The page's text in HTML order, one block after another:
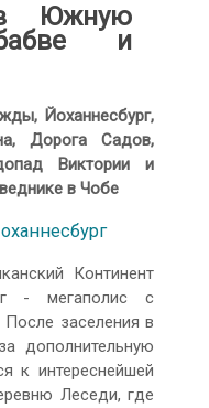
в Южную
и
Йоханнесбург,
Дорога Садов,
Виктории и
в Чобе
Континент
- мегаполис с
заселения в
дополнительную
к интереснейшей
Леседи, где